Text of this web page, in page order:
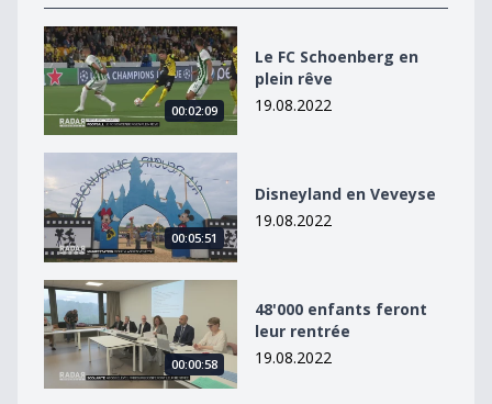
Le FC Schoenberg en plein rêve
00:02:09
Le FC Schoenberg en
plein rêve
19.08.2022
Disneyland en Veveyse
00:05:51
Disneyland en Veveyse
19.08.2022
48&#039;000 enfants feront leur rentrée
00:00:58
48'000 enfants feront
leur rentrée
19.08.2022